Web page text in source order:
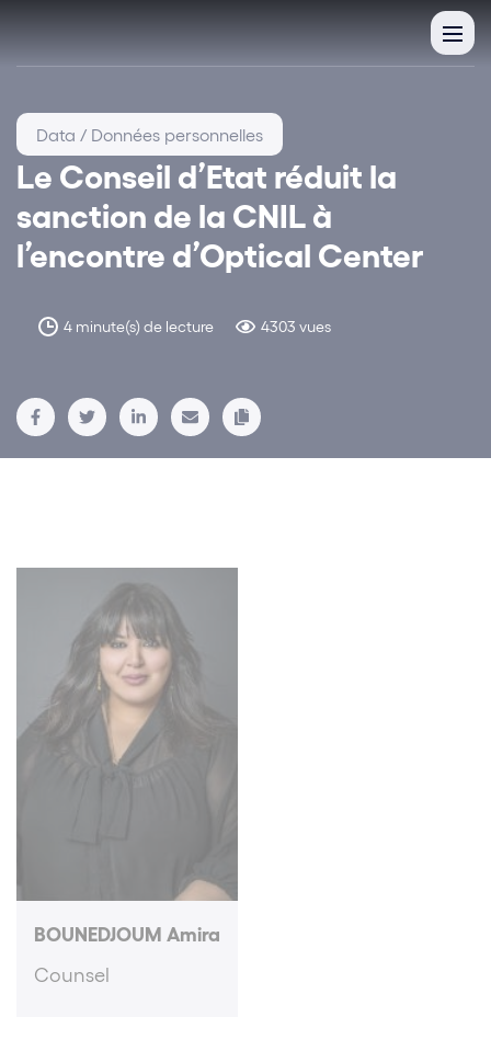
Le Conseil d’Etat réduit la
sanction de la CNIL à
l’encontre d’Optical Center
4 minute(s) de lecture 4303 vues
Data / Données personnelles
BOUNEDJOUM Amira
Counsel